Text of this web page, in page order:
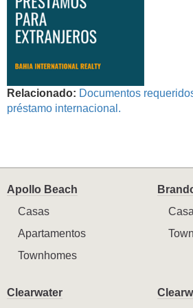
Relacionado: Documentos
préstamo internacional.
Apollo Beach
Casas
Apartamentos
Townhomes
Clearwater